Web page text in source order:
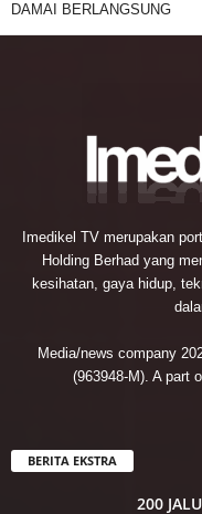
DAMAI BERLANGSUNG
Imedikel TV merupakan
Holding Berhad yang
kesihatan, gaya hidup,
Media/news company
(963948-M). A part
BERITA EKSTRA
200